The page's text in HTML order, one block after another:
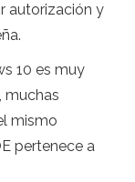
autorización y
10 es muy
muchas
mismo
pertenece a